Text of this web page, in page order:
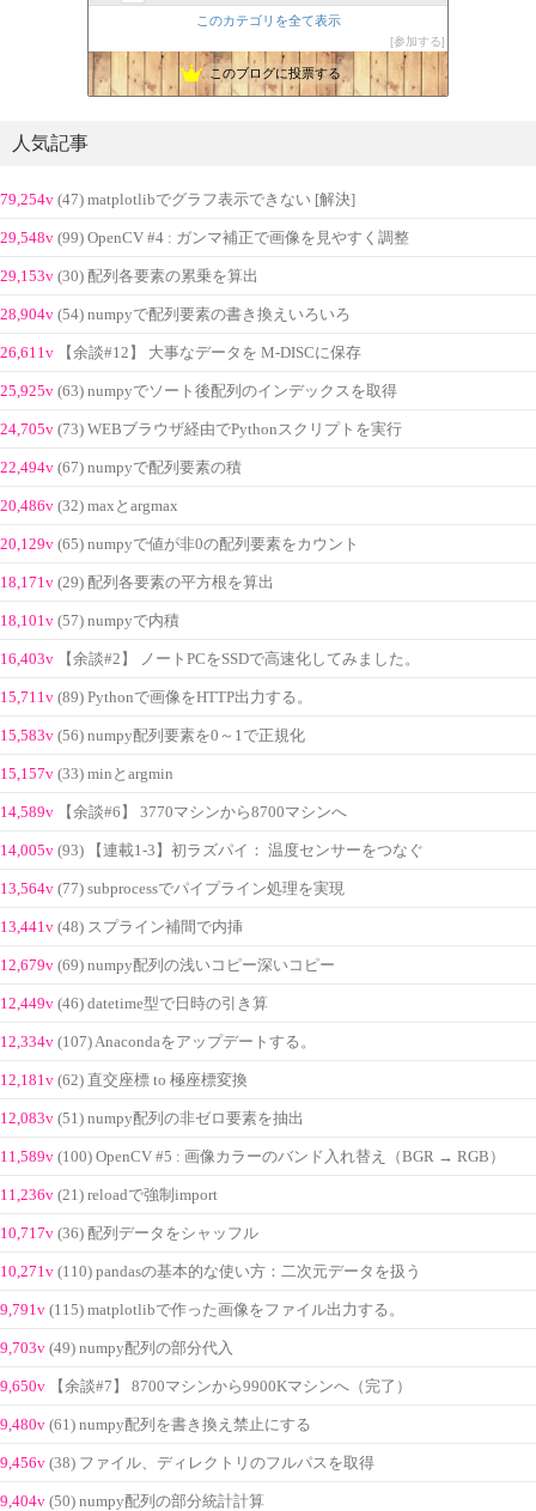
このカテゴリを全て表示
参加する
このブログに投票する
人気記事
79,254v (47) matplotlibでグラフ表示できない [解決]
29,548v (99) OpenCV #4 : ガンマ補正で画像を見やすく調整
29,153v (30) 配列各要素の累乗を算出
28,904v (54) numpyで配列要素の書き換えいろいろ
26,611v 【余談#12】 大事なデータを M-DISCに保存
25,925v (63) numpyでソート後配列のインデックスを取得
24,705v (73) WEBブラウザ経由でPythonスクリプトを実行
22,494v (67) numpyで配列要素の積
20,486v (32) maxとargmax
20,129v (65) numpyで値が非0の配列要素をカウント
18,171v (29) 配列各要素の平方根を算出
18,101v (57) numpyで内積
16,403v 【余談#2】 ノートPCをSSDで高速化してみました。
15,711v (89) Pythonで画像をHTTP出力する。
15,583v (56) numpy配列要素を0～1で正規化
15,157v (33) minとargmin
14,589v 【余談#6】 3770マシンから8700マシンへ
14,005v (93) 【連載1-3】初ラズパイ： 温度センサーをつなぐ
13,564v (77) subprocessでパイプライン処理を実現
13,441v (48) スプライン補間で内挿
12,679v (69) numpy配列の浅いコピー深いコピー
12,449v (46) datetime型で日時の引き算
12,334v (107) Anacondaをアップデートする。
12,181v (62) 直交座標 to 極座標変換
12,083v (51) numpy配列の非ゼロ要素を抽出
11,589v (100) OpenCV #5 : 画像カラーのバンド入れ替え（BGR → RGB）
11,236v (21) reloadで強制import
10,717v (36) 配列データをシャッフル
10,271v (110) pandasの基本的な使い方：二次元データを扱う
9,791v (115) matplotlibで作った画像をファイル出力する。
9,703v (49) numpy配列の部分代入
9,650v 【余談#7】 8700マシンから9900Kマシンへ（完了）
9,480v (61) numpy配列を書き換え禁止にする
9,456v (38) ファイル、ディレクトリのフルパスを取得
9,404v (50) numpy配列の部分統計計算